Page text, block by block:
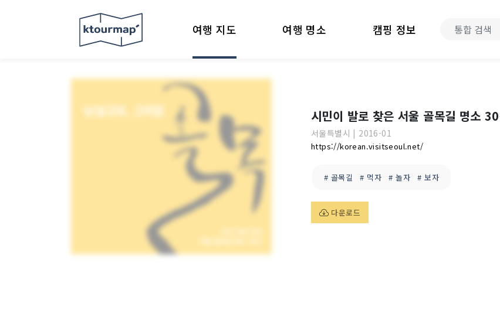
여행 지도 여행 명소 캠핑 정보
시민이 발로 찾은 서울 골목길 명소
서울특별시 | 2016-01
https://korean.visitseoul.net/
# 골목길 # 먹자 # 놀자 # 보자
다운로드